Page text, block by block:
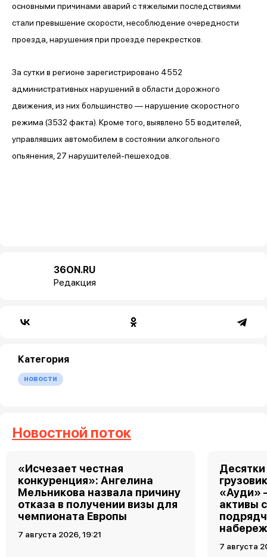
основными причинами аварий с тяжелыми последствиями
стали превышение скорости, несоблюдение очередности
проезда, нарушения при проезде перекрестков.
За сутки в регионе зарегистрировано 4552
административных нарушений в области дорожного
движения, из них большинство — нарушение скоростного
режима (3532 факта). Кроме того, выявлено 55 водителей,
управлявших автомобилем в состоянии алкогольного
опьянения, 27 нарушителей-пешеходов.
36ON.RU
Редакция
Категория
новости
Новостной поток
«Исчезает честная
конкуренция»: Ангелина
Мельникова назвала причину
отказа в получении визы для
чемпионата Европы
7 августа 2026, 19:21
«Ауди»
активы
7 августа